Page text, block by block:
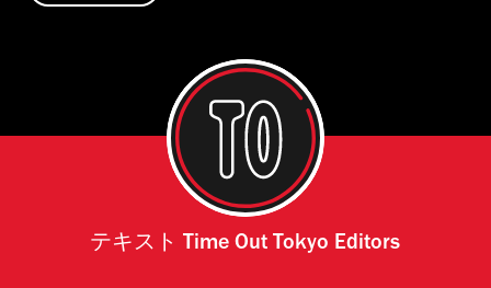
テキスト Time Out Tokyo Editors